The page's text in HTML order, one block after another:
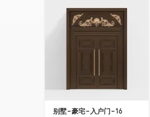
收藏
别墅-豪宅-入户门-16